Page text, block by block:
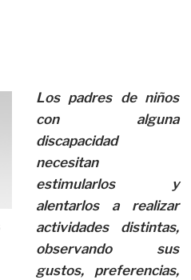
Los padres de niños
con alguna
discapacidad
necesitan
estimularlos y
alentarlos a realizar
actividades distintas,
observando sus
gustos, preferencias,